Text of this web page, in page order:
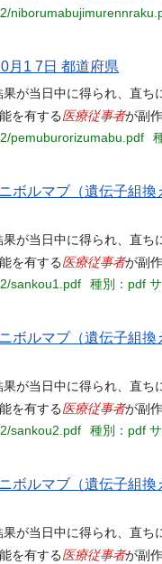
月1 7日 都道府県
が当日中に得られ、直
を有する 医療従事者が副
pemuburorizumabu.pdf
ボルマブ（遺伝子組
が当日中に得られ、直
を有する 医療従事者が副
sankou1.pdf
種別：pdf
ボルマブ（遺伝子組
が当日中に得られ、直
を有する 医療従事者が副
sankou2.pdf
種別：pdf
ボルマブ（遺伝子組
が当日中に得られ、直
を有する 医療従事者が副